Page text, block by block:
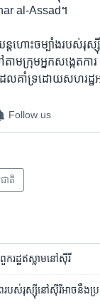
al-Assad។
ហោះ​ចម្បាំង​របស់រុស្ស៊ី​
ាម​ក្រុម​អ្នក​សង្កេតការ
ល​គាំទ្រ​ដោយ​សហរដ្ឋ​អ
Follow us
ជាតិ
ក​រដ្ឋ​ឥស្លាមនៅ​ស៊ីរី
បស់​រុស្ស៊ី​នៅ​ស៊ីរី​អាច​នឹង​ប្